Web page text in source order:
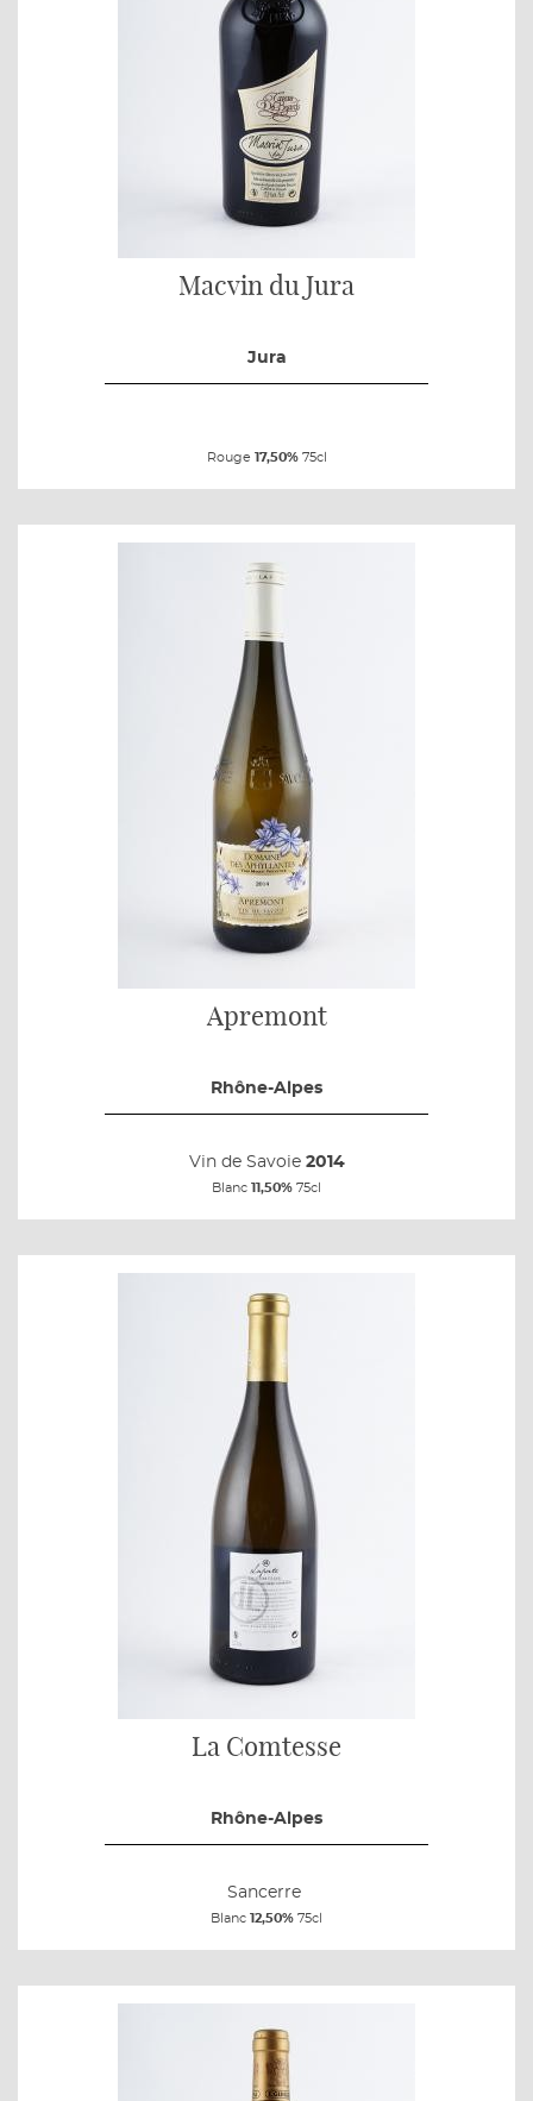
Macvin du Jura
Jura
Rouge 17,50% 75cl
Apremont
Rhône-Alpes
Vin de Savoie 2014
Blanc 11,50% 75cl
La Comtesse
Rhône-Alpes
Sancerre
Blanc 12,50% 75cl